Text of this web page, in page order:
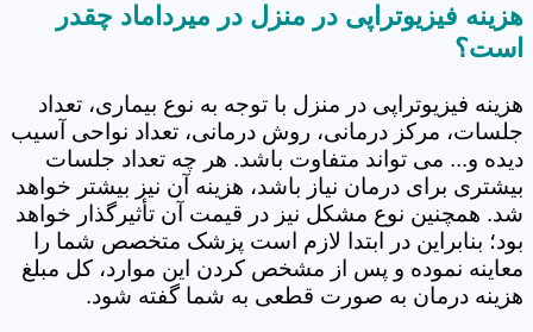
هزینه فیزیوتراپی در منزل در میرداماد چقدر
است؟
هزینه فیزیوتراپی در منزل با توجه به نوع بیماری، تعداد
جلسات، مرکز درمانی، روش درمانی، تعداد نواحی آسیب
دیده و... می تواند متفاوت باشد. هر چه تعداد جلسات
بیشتری برای درمان نیاز باشد، هزینه آن نیز بیشتر خواهد
شد. همچنین نوع مشکل نیز در قیمت آن تأثیرگذار خواهد
بود؛ بنابراین در ابتدا لازم است پزشک متخصص شما را
معاینه نموده و پس از مشخص کردن این موارد، کل مبلغ
هزینه درمان به صورت قطعی به شما گفته شود.